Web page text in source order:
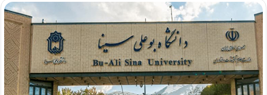
نام
آزمون
لیسانس
به
پزشکی
۱۴۰۴